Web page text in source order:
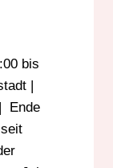
bis
|
Ende